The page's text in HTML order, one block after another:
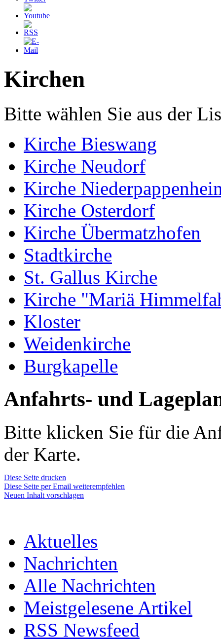
Kirchen
Bitte wählen Sie aus der
Kirche Bieswang
Kirche Neudorf
Kirche
Kirche Osterdorf
Kirche Übermatzhofen
Stadtkirche
St. Gallus Kirche
Kirche "Mariä
Kloster
Weidenkirche
Burgkapelle
Anfahrts- und
Bitte klicken Sie für die
der Karte.
Diese Seite drucken
Diese Seite per Email weiterempfehlen
Neuen Inhalt vorschlagen
Aktuelles
Nachrichten
Alle Nachrichten
Meistgelesene Artikel
RSS Newsfeed